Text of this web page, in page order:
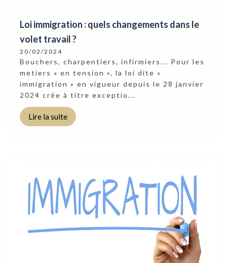
Loi immigration : quels changements dans le
volet travail ?
20/02/2024
Bouchers, charpentiers, infirmiers... Pour les
metiers « en tension », la loi dite «
immigration » en vigueur depuis le 28 janvier
2024 crée à titre exceptio...
Lire la suite